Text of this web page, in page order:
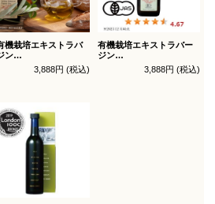
栽培エキストラバ
ン
ーブオイル ブレンド
3,888円 (税込)
有機栽培エキストラバー
ジン
オリーブオイル シングル
3,888円 (税込)